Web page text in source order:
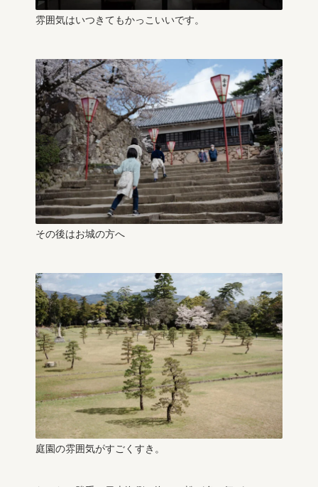
雰囲気はいつきてもかっこいいです。
その後はお城の方へ
庭園の雰囲気がすごくすき。